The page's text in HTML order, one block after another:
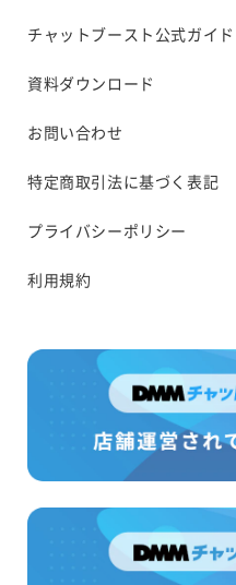
チャットブースト公式ガイド
資料ダウンロード
お問い合わせ
特定商取引法に基づく表記
プライバシーポリシー
利用規約